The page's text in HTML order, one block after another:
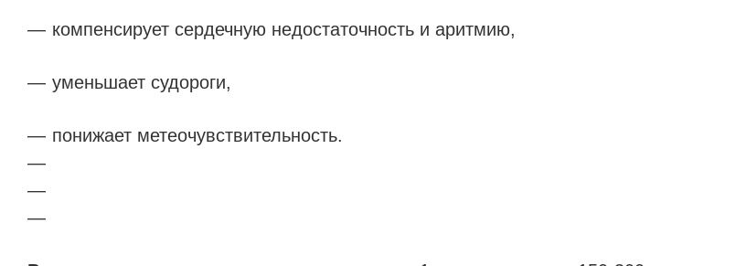
компенсирует сердечную недостаточность и аритмию,
уменьшает судороги,
понижает метеочувствительность.